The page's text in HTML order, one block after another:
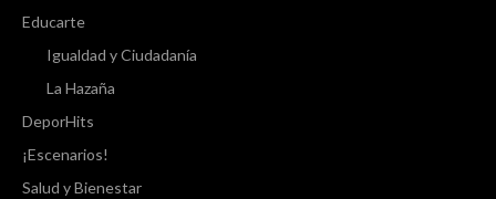
Educarte
Igualdad y Ciudadanía
La Hazaña
DeporHits
¡Escenarios!
Salud y Bienestar